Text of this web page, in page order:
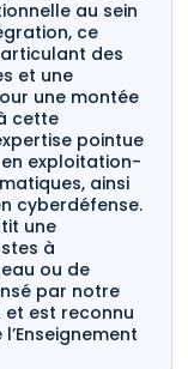
au sein
ce
des
et une
une montée
cette
pointue
exploitation-
ainsi
cyberdéfense.
une
à
ou de
par notre
et est reconnu